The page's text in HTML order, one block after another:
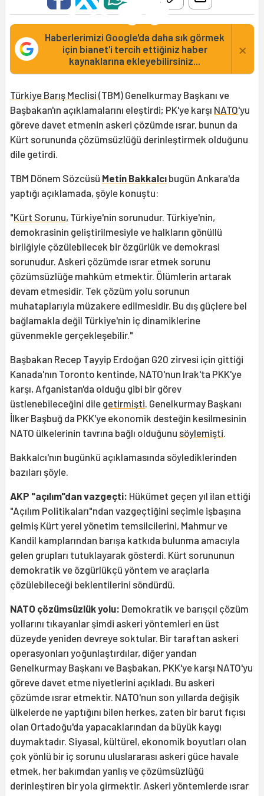
Haberlerimizi Google'da daha sık görmek
için bianet'i tercih ettiğiniz haber
kaynaklarına ekleyebilirsiniz...
×
Türkiye Barış Meclisi (TBM) Genelkurmay Başkanı ve
Başbakan'ın açıklamalarını eleştirdi; PK'ye karşı NATO'yu
göreve davet etmenin askeri çözümde ısrar, bunun da
Kürt sorununda çözümsüzlüğü derinleştirmek olduğunu
dile getirdi.
TBM Dönem Sözcüsü Metin Bakkalcı bugün Ankara'da
yaptığı açıklamada, şöyle konuştu:
"Kürt Sorunu, Türkiye'nin sorunudur. Türkiye'nin,
demokrasinin geliştirilmesiyle ve halkların gönüllü
birliğiyle çözülebilecek bir özgürlük ve demokrasi
sorunudur. Askeri çözümde ısrar etmek sorunu
çözümsüzlüğe mahkûm etmektir. Ölümlerin artarak
devam etmesidir. Tek çözüm yolu sorunun
muhataplarıyla müzakere edilmesidir. Bu dış güçlere bel
bağlamakla değil Türkiye'nin iç dinamiklerine
güvenmekle gerçekleşebilir."
Başbakan Recep Tayyip Erdoğan G20 zirvesi için gittiği
Kanada'nın Toronto kentinde, NATO'nun Irak'ta PKK'ye
karşı, Afganistan'da olduğu gibi bir görev
üstlenebileceğini dile getirmişti . Genelkurmay Başkanı
İlker Başbuğ da PKK'ye ekonomik desteğin kesilmesinin
NATO ülkelerinin tavrına bağlı olduğunu söylemişti
Bakkalcı'nın bugünkü açıklamasında söylediklerinden
bazıları şöyle.
AKP "açılım"dan vazgeçti: Hükümet geçen yıl ilan ettiği
"Açılım Politikaları"ndan vazgeçtiğini seçimle işbaşına
gelmiş Kürt yerel yönetim temsilcilerini, Mahmur ve
Kandil kamplarından barışa katkıda bulunma amacıyla
gelen grupları tutuklayarak gösterdi. Kürt sorununun
demokratik ve özgürlükçü yöntem ve araçlarla
çözülebileceği beklentilerini söndürdü.
NATO çözümsüzlük yolu: Demokratik ve barışçıl çözüm
yollarını tıkayanlar şimdi askeri yöntemleri en üst
düzeyde yeniden devreye soktular. Bir taraftan askeri
operasyonları yoğunlaştırdılar, diğer yandan
Genelkurmay Başkanı ve Başbakan, PKK'ye karşı NATO'yu
göreve davet etme niyetlerini açıkladı. Bu askeri
çözümde ısrar etmektir. NATO'nun son yıllarda değişik
ülkelerde ne yaptığını bilen herkes, zaten bir barut fıçısı
olan Ortadoğu'da yapacaklarından da büyük kaygı
duymaktadır. Siyasal, kültürel, ekonomik boyutları olan
çok yönlü bir iç sorunu uluslararası askeri güce havale
etmek, her bakımdan yanlış ve çözümsüzlüğü
derinleştiren bir yola girmektir. Askeri yöntemlerde ısrar